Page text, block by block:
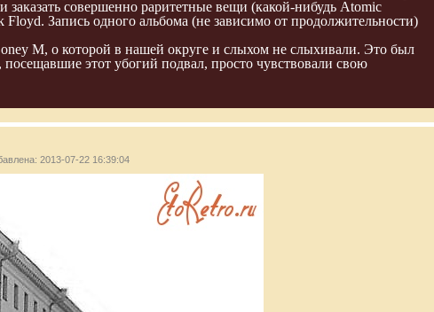
совершенно раритетные вещи (какой-нибудь Atomic
Запись одного альбома (не зависимо от продолжительности)
M, о которой в нашей округе и слыхом не слыхивали. Это был
этот убогий подвал, просто чувствовали свою
2013-07-22 16:39:04